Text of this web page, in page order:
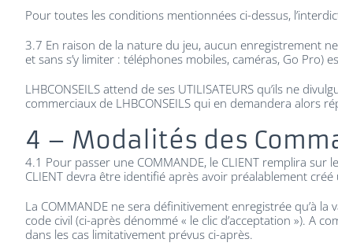
Pour toutes les conditions mentionnées ci-dessus,
3.7 En raison de la nature du jeu, aucun enregistrement
et sans s’y limiter : téléphones mobiles, caméras, Go
LHBCONSEILS attend de ses UTILISATEURS qu’ils ne
commerciaux de LHBCONSEILS qui en demandera alors
4 – Modalités des
4.1 Pour passer une COMMANDE, le CLIENT remplira sur
CLIENT devra être identifié après avoir préalablement
La COMMANDE ne sera définitivement enregistrée qu’à
code civil (ci-après dénommé « le clic d’acceptation »). A
dans les cas limitativement prévus ci-après.